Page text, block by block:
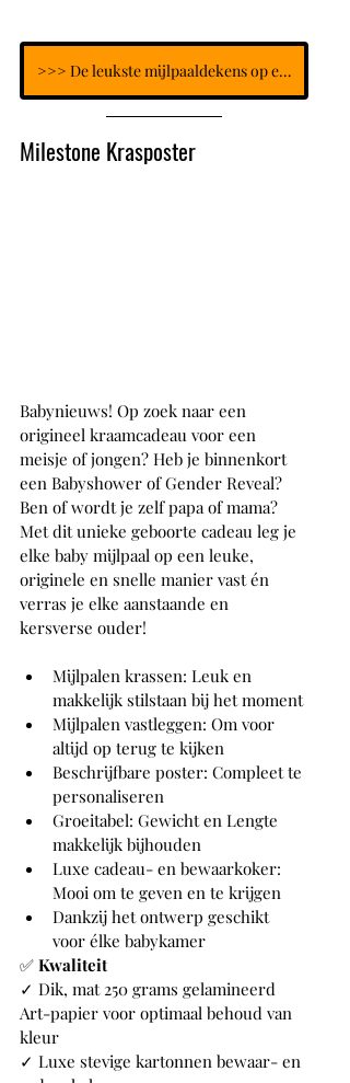
>>> De leukste mijlpaaldekens op een rij
Milestone Krasposter
Babynieuws! Op zoek naar een
origineel kraamcadeau voor een
meisje of jongen? Heb je binnenkort
een Babyshower of Gender Reveal?
Ben of wordt je zelf papa of mama?
Met dit unieke geboorte cadeau leg je
elke baby mijlpaal op een leuke,
originele en snelle manier vast én
verras je elke aanstaande en
kersverse ouder!
Mijlpalen krassen: Leuk en
makkelijk stilstaan bij het moment
Mijlpalen vastleggen: Om voor
altijd op terug te kijken
Beschrijfbare poster: Compleet te
personaliseren
Groeitabel: Gewicht en Lengte
makkelijk bijhouden
Luxe cadeau- en bewaarkoker:
Mooi om te geven en te krijgen
Dankzij het ontwerp geschikt
voor élke babykamer
✅ Kwaliteit
✓ Dik, mat 250 grams gelamineerd
Art-papier voor optimaal behoud van
kleur
✓ Luxe stevige kartonnen bewaar- en